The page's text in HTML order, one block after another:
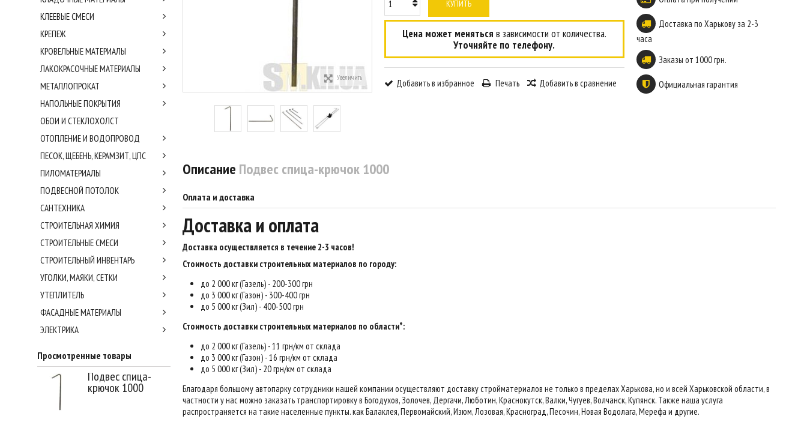
Увеличить
КУПИТЬ
Цена может меняться в зависимости от количества.
Уточняйте по телефону.
Добавить в избранное Печать Добавить в сравнение
Доставка по Харькову за 2-3
часа
Заказы от 1000 грн.
Официальная гарантия
Описание Подвес спица-крючок 1000
Оплата и доставка
Доставка и оплата
Доставка осуществляется в течение 2-3 часов!
Стоимость доставки строительных материалов по городу:
до 2 000 кг (Газель) - 200-300 грн
до 3 000 кг (Газон) - 300-400 грн
до 5 000 кг (Зил) - 400-500 грн
Стоимость доставки строительных материалов по области*:
до 2 000 кг (Газель) - 11 грн/км от склада
до 3 000 кг (Газон) - 16 грн/км от склада
до 5 000 кг (Зил) - 20 грн/км от склада
Благодаря большому автопарку сотрудники нашей компании осуществляют доставку стройматериалов не только в пределах Харькова, но и всей Харьковской области, в
частности у нас можно заказать транспортировку в Богодухов, Золочев, Дергачи, Люботин, Краснокутск, Валки, Чугуев, Волчанск, Купянск. Также наша услуга
распространяется на такие населенные пункты. как Балаклея, Первомайский, Изюм, Лозовая, Красноград, Песочин, Новая Водолага, Мерефа и другие.
КЛЕЕВЫЕ СМЕСИ
КРЕПЕЖ
КРОВЕЛЬНЫЕ МАТЕРИАЛЫ
ЛАКОКРАСОЧНЫЕ МАТЕРИАЛЫ
МЕТАЛЛОПРОКАТ
НАПОЛЬНЫЕ ПОКРЫТИЯ
ОБОИ И СТЕКЛОХОЛСТ
ОТОПЛЕНИЕ И ВОДОПРОВОД
ПЕСОК, ЩЕБЕНЬ, КЕРАМЗИТ, ЦПС
ПИЛОМАТЕРИАЛЫ
ПОДВЕСНОЙ ПОТОЛОК
САНТЕХНИКА
СТРОИТЕЛЬНАЯ ХИМИЯ
СТРОИТЕЛЬНЫЕ СМЕСИ
СТРОИТЕЛЬНЫЙ ИНВЕНТАРЬ
УГОЛКИ, МАЯКИ, СЕТКИ
УТЕПЛИТЕЛЬ
ФАСАДНЫЕ МАТЕРИАЛЫ
ЭЛЕКТРИКА
Просмотренные товары
Подвес спица-
крючок 1000